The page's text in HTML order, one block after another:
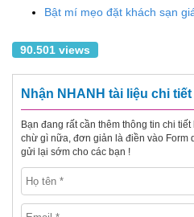
Bật mí mẹo đặt khách sạn
90.501 views
Nhận NHANH tài liệu chi
Bạn đang rất cần thêm thông tin chi
chừ gì nữa, đơn giản là điền vào Form
gửi lại sớm cho các bạn !